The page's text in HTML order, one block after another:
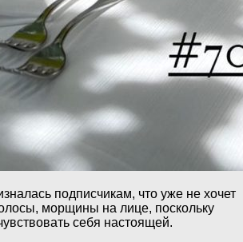
подписчикам, что уже не хочет
морщины на лице, поскольку
себя настоящей.